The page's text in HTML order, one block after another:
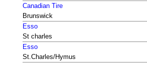
Canadian Tire
Brunswick
Esso
St charles
Esso
St.Charles/Hymus